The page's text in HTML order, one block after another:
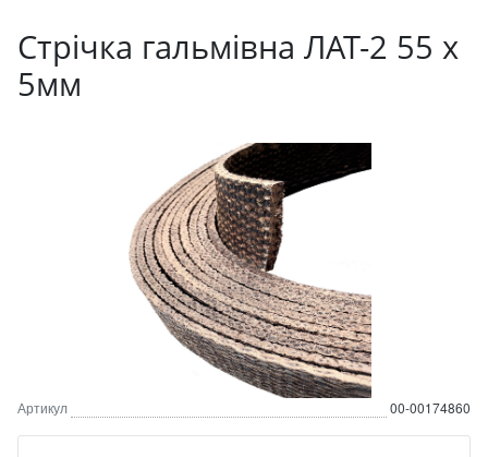
Стрічка гальмівна ЛАТ-2 55 х
5мм
Артикул 00-00174860